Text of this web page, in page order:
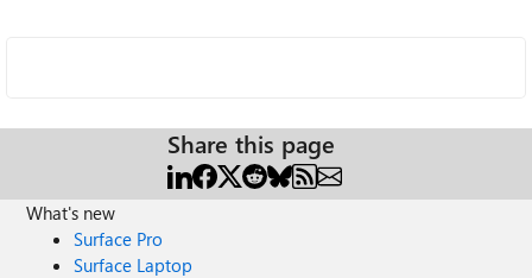
Share this page
What's new
Surface Pro
Surface Laptop